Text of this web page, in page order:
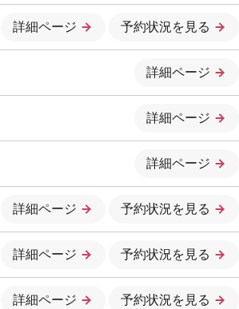
詳細ページ 予約状況を見る
詳細ページ
詳細ページ
詳細ページ
詳細ページ 予約状況を見る
詳細ページ 予約状況を見る
詳細ページ 予約状況を見る